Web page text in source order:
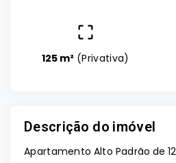
125 m² (Privativa)
Descrição do imóvel
Apartamento Alto Padrão de